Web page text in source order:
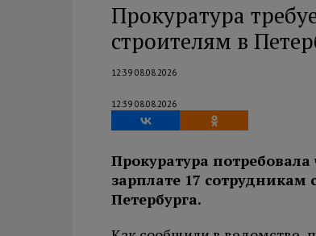
Прокуратура
строителям в
12:39 08.08.2026
12:39 08.08.2026
Прокуратура
зарплате 17
Петербурга.